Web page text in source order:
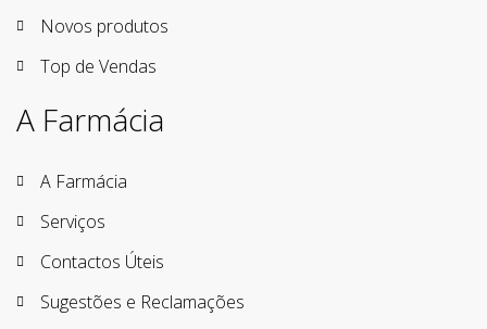
Novos produtos
Top de Vendas
A Farmácia
A Farmácia
Serviços
Contactos Úteis
Sugestões e Reclamações